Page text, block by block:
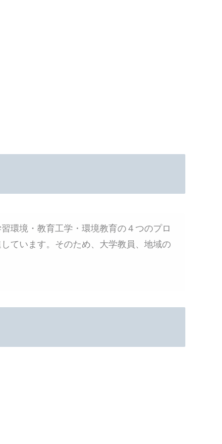
環境・教育工学・環境教育の４つのプロ
ています。そのため、大学教員、地域の